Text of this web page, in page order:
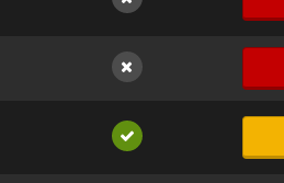
Non disponible
Non disponible
Disponible